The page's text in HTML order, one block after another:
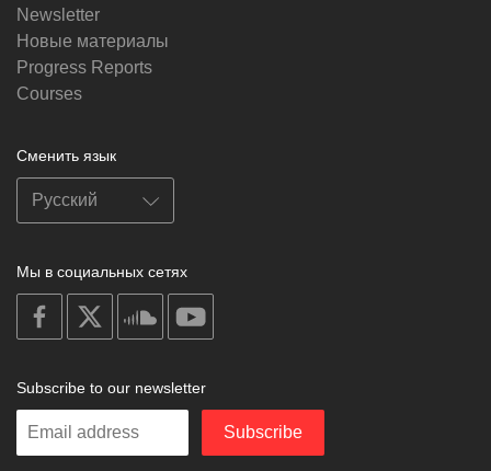
Newsletter
Новые материалы
Progress Reports
Courses
Сменить язык
Мы в социальных сетях
on
facebook
soundcloud
Subscribe to our newsletter
Enter
Subscribe